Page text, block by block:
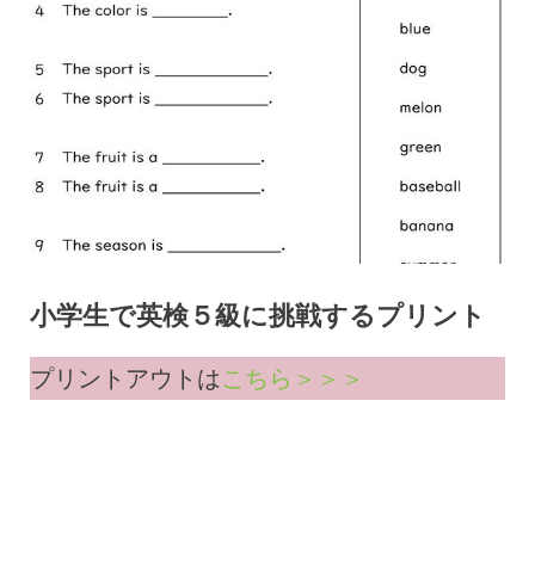
小学生で英検５級に挑戦するプリント
プリントアウトはこちら＞＞＞